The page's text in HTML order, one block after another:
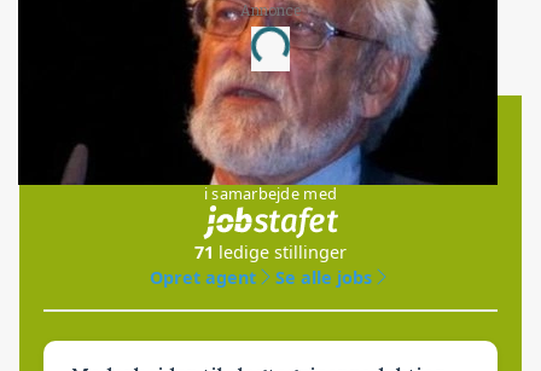
Annonce
Loading...
Jobs
i samarbejde med
71 ledige stillinger
Opret agent
Se alle jobs